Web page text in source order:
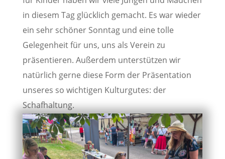
in diesem Tag glücklich gemacht. Es war wieder
ein sehr schöner Sonntag und eine tolle
Gelegenheit für uns, uns als Verein zu
präsentieren. Außerdem unterstützen wir
natürlich gerne diese Form der Präsentation
unseres so wichtigen Kulturgutes: der
Schafhaltung.